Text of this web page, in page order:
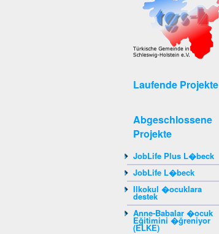
Laufende Projekte
Abgeschlossene
Projekte
JobLife Plus L�beck
JobLife L�beck
Ilkokul �ocuklara
destek
Anne-Babalar �ocuk
Eğitimini �ğreniyor
(ELKE)